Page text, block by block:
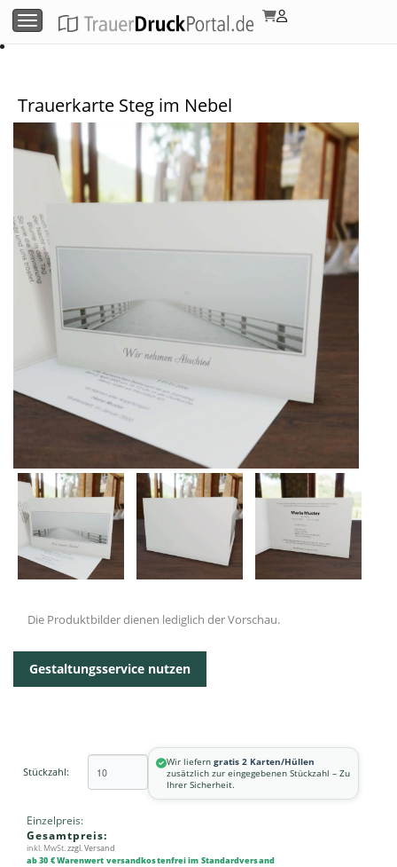
Menü umschalten
Trauerkarte Steg im Nebel
Die Produktbilder dienen lediglich der Vorschau.
Gestaltungsservice nutzen
Stückzahl:
Wir liefern gratis 2 Karten/Hüllen
zusätzlich zur eingegebenen Stückzahl – Zu
Ihrer Sicherheit.
Einzelpreis:
Gesamtpreis:
inkl. MwSt. zzgl. Versand
ab 30 € Warenwert versandkostenfrei im Standardversand